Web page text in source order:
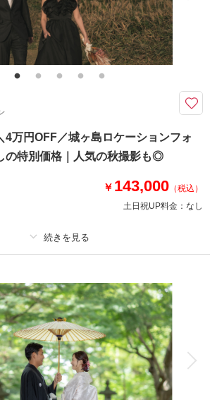
家族用衣装レンタル ペットと撮影
その他含むもの
約3週間/レタッチ済）・ヘアメイク・撮影アテン
タル・ブーケ＆ブートニアレンタル・ベールレンタ
でお得に♩◆ひと月3組までの特別価格 ￥121,000
ン
（色味補正等レタッチ済）
クトしたドレスより１着お選び下さい
能な撮影レポート
る
ライン
撮影日の空き
を確認する
4万円OFF／城ヶ島ロケーションフォ
の特別価格｜人気の秋撮影も◎
￥ 143,000 （税込）
土日祝UP料金： なし
新婦衣装1着 新郎衣装1着
ヘアメイク 小物一式
データ 150 カット 台紙付写真
会食 挙式
家族用衣装レンタル ペットと撮影